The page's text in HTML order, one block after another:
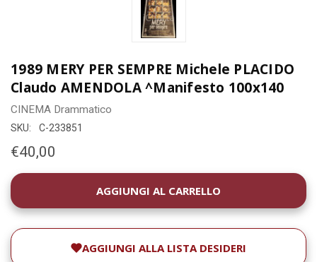
1989 MERY PER SEMPRE Michele PLACIDO
Claudo AMENDOLA ^Manifesto 100x140
CINEMA Drammatico
SKU: C-233851
€40,00
DISPONIBILITÀ
ATTUALE:
AGGIUNGI ALLA LISTA DESIDERI